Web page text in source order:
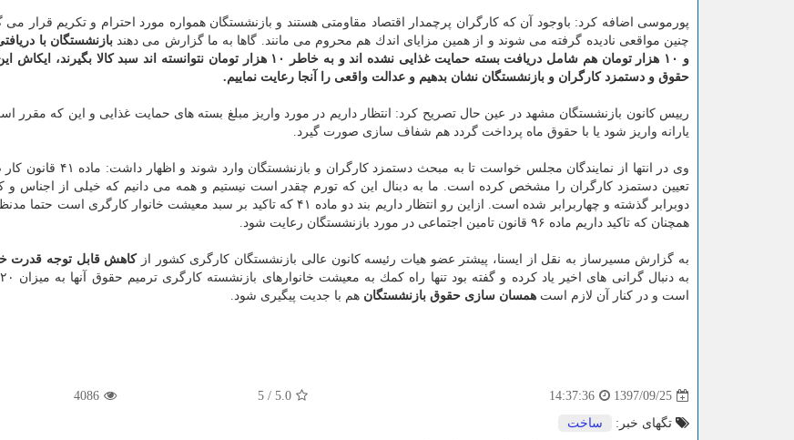
پورموسی اضافه كرد: باوجود آن كه كارگران پرچمدار اقتصاد مقاومتی هستند و بازنشستگان همواره مورد احترام و تكریم قرار می
چنین مواقعی نادیده گرفته می شوند و از همین مزایای اندك هم محروم می مانند. گاها به ما گزارش می دهندبازنشستگان با
و ۱۰ هزار تومان هم شامل دریافت بسته حمایت غذایی نشده اند و به خاطر ۱۰ هزار تومان نتوانسته اند سبد كالا
حقوق و دستمزد كارگران و بازنشستگان نشان بدهیم و عدالت واقعی را آنجا رعایت نماییم.
رییس كانون بازنشستگان مشهد در عین حال تصریح كرد: انتظار داریم در مورد واریز مبلغ بسته های حمایت غذایی و این كه مقرر
یارانه واریز شود یا با حقوق ماه پرداخت گردد هم شفاف سازی صورت گیرد.
وی در انتها از نمایندگان مجلس خواست تا به مبحث دستمزد
تعیین دستمزد كارگران را مشخص كرده است. ما به دبنال این كه تورم چقدر است نیستیم و همه می دانیم كه خیلی از اجناس و
دوبرابر گذشته و چهاربرابر شده است. ازاین رو انتظار داریم بند دو ماده ۴۱ كه تاكید بر سبد معیشت خانوار كارگری
همچنان كه تاكید داریم ماده ۹۶ قانون تامین اجتماعی در مورد بازنشستگان رعایت شود.
به گزارش مسیرساز به نقل از ایسنا، پیشتر عضو هیات رئیسه كانون عالی بازنشستگان كارگری كشور ازكاهش قابل توجه قدرت
است و در كنار آن لازم است همسان سازی حقوق بازنشستگان هم با جدیت پیگیری شود.
1397/09/25
14:37:36
5.0
/
5
4086
تگهای خبر: ساخت